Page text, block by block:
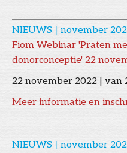
NIEUWS | november
Fiom Webinar 'Praten
donorconceptie' 22
22 november 2022 | van
Meer informatie en
NIEUWS | november